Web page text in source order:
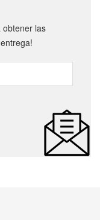
obtener las